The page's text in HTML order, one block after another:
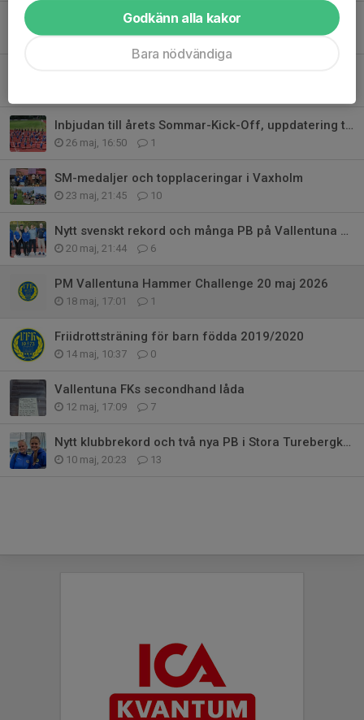
Bokade träningstider juni
8 jun, 17:39 0
Inbjudan till årets Sommar-Kick-Off, uppdatering tid mm
26 maj, 16:50 1
SM-medaljer och topplaceringar i Vaxholm
23 maj, 21:45 10
Nytt svenskt rekord och många PB på Vallentuna Hammer Challenge
20 maj, 21:44 6
PM Vallentuna Hammer Challenge 20 maj 2026
18 maj, 17:01 1
Friidrottsträning för barn födda 2019/2020
14 maj, 10:37 0
Vallentuna FKs secondhand låda
12 maj, 17:09 7
Nytt klubbrekord och två nya PB i Stora Turebergkastet
10 maj, 20:23 13
Godkänn alla kakor
Bara nödvändiga